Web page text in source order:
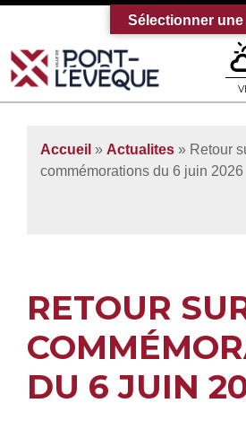
Bienvenue
Accueil » Actualites » Retour
commémorations du 6 juin 2026
RETOUR
DU 6 JUIN
Sélectionner